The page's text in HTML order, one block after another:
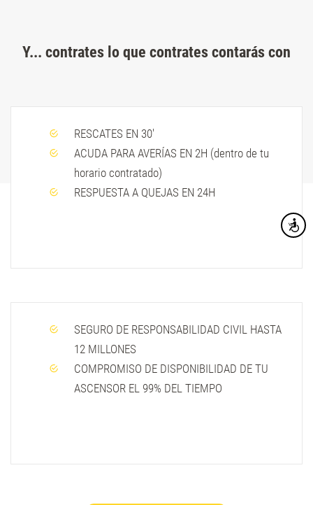
Y... contrates lo que contrates contarás con
RESCATES EN 30'
ACUDA PARA AVERÍAS EN 2H (dentro de tu
horario contratado)
RESPUESTA A QUEJAS EN 24H
SEGURO DE RESPONSABILIDAD CIVIL HASTA
12 MILLONES
COMPROMISO DE DISPONIBILIDAD DE TU
ASCENSOR EL 99% DEL TIEMPO